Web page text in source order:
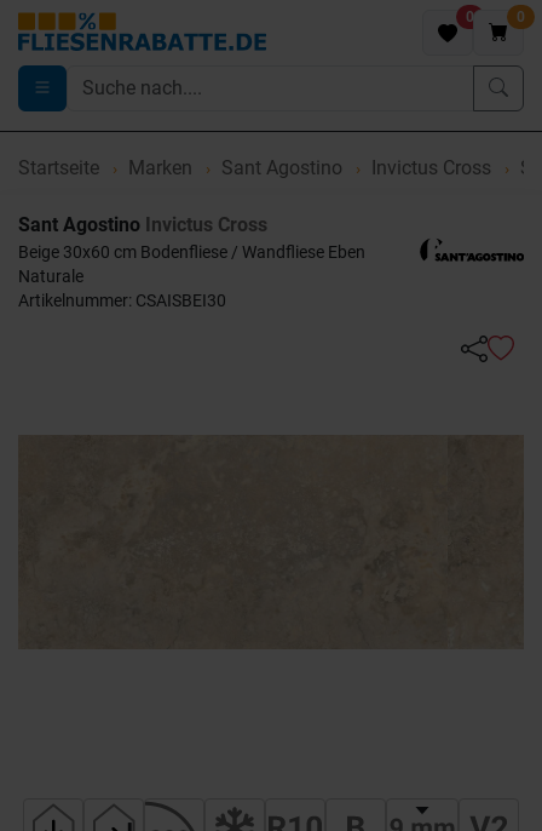
0 0
Startseite Marken Sant Agostino Invictus Cross
Sant Agostino Invictus Cross
Beige 30x60 cm Bodenfliese / Wandfliese Eben
Naturale
Artikelnummer: CSAISBEI30